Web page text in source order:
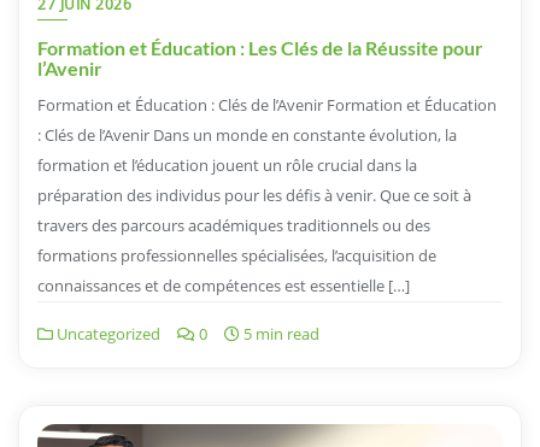
27 JUIN 2026
Formation et Éducation : Les Clés de la Réussite pour
l’Avenir
Formation et Éducation : Clés de l’Avenir Formation et Éducation
: Clés de l’Avenir Dans un monde en constante évolution, la
formation et l’éducation jouent un rôle crucial dans la
préparation des individus pour les défis à venir. Que ce soit à
travers des parcours académiques traditionnels ou des
formations professionnelles spécialisées, l’acquisition de
connaissances et de compétences est essentielle […]
Uncategorized 0 5 min read